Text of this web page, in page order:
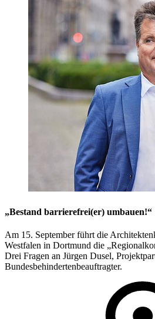
„Bestand barrierefrei(er) umbauen!“
Am 15. September führt die
Westfalen in Dortmund die
Drei Fragen an Jürgen Dusel,
Bundesbehindertenbeauftragter.